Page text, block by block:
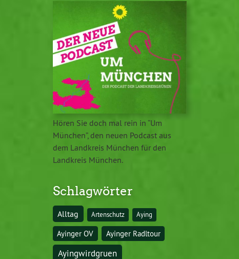
Hören Sie doch mal rein in “Um
München”, den neuen Podcast aus
dem Landkreis München für den
Landkreis München.
Schlagwörter
Alltag Artenschutz Aying
Ayinger OV Ayinger Radltour
Ayingwirdgruen